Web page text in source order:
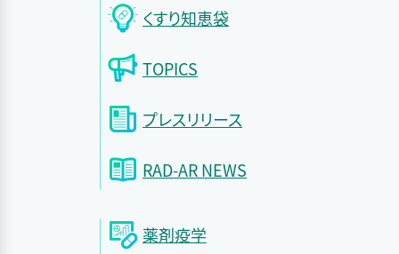
くすり知恵袋
TOPICS
プレスリリース
RAD-AR NEWS
薬剤疫学